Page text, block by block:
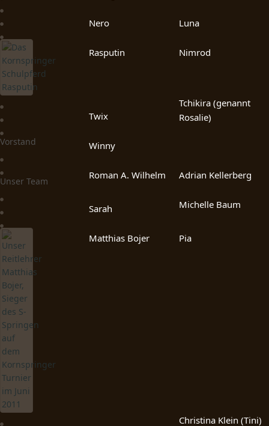
Luna
Nero
Nimrod
Rasputin
Tchikira (genannt
Rosalie)
Twix
Winny
Vorstand
Adrian Kellerberg
Roman A. Wilhelm
Unser Team
Michelle Baum
Sarah
Pia
Matthias Bojer
Christina Klein (Tini)